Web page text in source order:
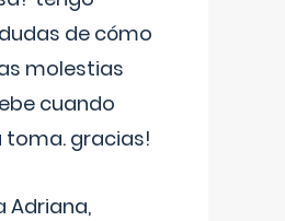
de cómo
molestias
cuando
toma. gracias!
Adriana,